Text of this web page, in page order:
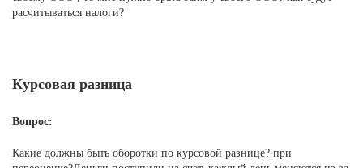
расчитываться налоги?
Курсовая разница
Вопрос:
Какие должны быть оборотки по курсовой разнице? при